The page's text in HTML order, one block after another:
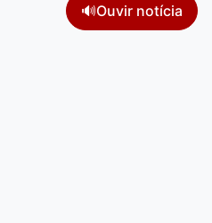
🔊Ouvir notícia